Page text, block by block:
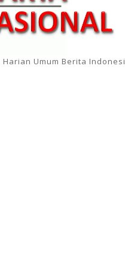
Harian Umum Berita